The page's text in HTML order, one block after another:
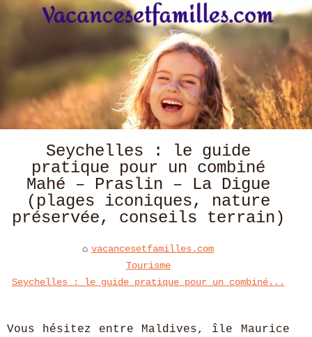
Seychelles : le guide
pratique pour un combiné
Mahé – Praslin – La Digue
(plages iconiques, nature
préservée, conseils terrain)
vacancesetfamilles.com
Tourisme
Seychelles : le guide pratique pour un combiné...
Vous hésitez entre Maldives, île Maurice